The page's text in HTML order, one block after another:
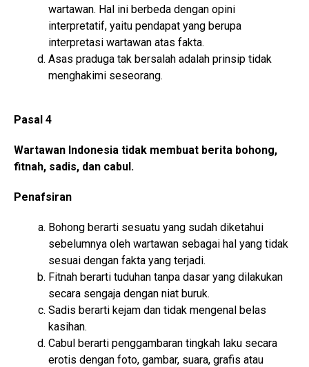
wartawan. Hal ini berbeda dengan opini
interpretatif, yaitu pendapat yang berupa
interpretasi wartawan atas fakta.
Asas praduga tak bersalah adalah prinsip tidak
menghakimi seseorang.
Pasal 4
Wartawan Indonesia tidak membuat berita bohong,
fitnah, sadis, dan cabul.
Penafsiran
Bohong berarti sesuatu yang sudah diketahui
sebelumnya oleh wartawan sebagai hal yang tidak
sesuai dengan fakta yang terjadi.
Fitnah berarti tuduhan tanpa dasar yang dilakukan
secara sengaja dengan niat buruk.
Sadis berarti kejam dan tidak mengenal belas
kasihan.
Cabul berarti penggambaran tingkah laku secara
erotis dengan foto, gambar, suara, grafis atau